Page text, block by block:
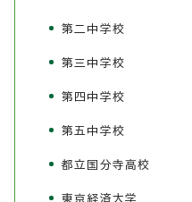
第二中学校
第三中学校
第四中学校
第五中学校
都立国分寺高校
東京経済大学